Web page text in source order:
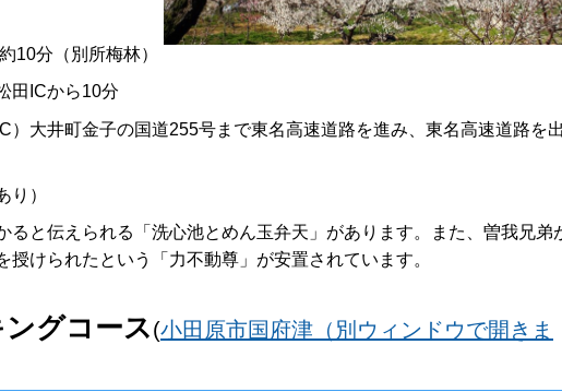
10分（別所梅林）
田ICから10分
）大井町金子の国道255号まで東名高速道路を進み、東名高速道路を
り）
と伝えられる「洗心池とめん玉弁天」があります。また、曽我兄弟
けられたという「力不動尊」が安置されています。
グコース(小田原市国府津（別ウィンドウで開きま